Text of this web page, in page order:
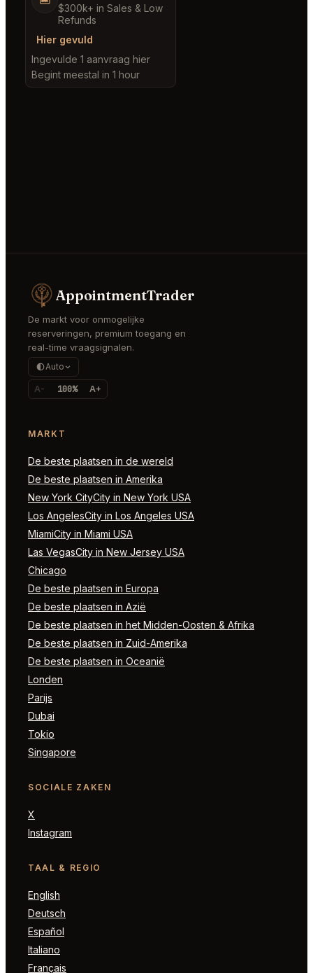
$300k+ in Sales & Low
Refunds
Hier gevuld
Ingevulde 1 aanvraag hier
Begint meestal in 1 hour
AppointmentTrader
De markt voor onmogelijke
reserveringen, premium toegang en
real-time vraagsignalen.
Auto
A- 100% A+
MARKT
De beste plaatsen in de wereld
De beste plaatsen in Amerika
New York CityCity in New York USA
Los AngelesCity in Los Angeles USA
MiamiCity in Miami USA
Las VegasCity in New Jersey USA
Chicago
De beste plaatsen in Europa
De beste plaatsen in Azië
De beste plaatsen in het Midden-Oosten & Afrika
De beste plaatsen in Zuid-Amerika
De beste plaatsen in Oceanië
Londen
Parijs
Dubai
Tokio
Singapore
SOCIALE ZAKEN
X
Instagram
TAAL & REGIO
English
Deutsch
Español
Italiano
Français